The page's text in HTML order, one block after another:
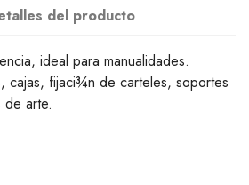
del producto
ideal para manualidades.
cajas, fijaci¾n de carteles, soportes
de arte.